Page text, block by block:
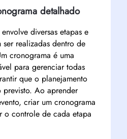
detalhado
diversas etapas e
realizadas dentro de
cronograma é uma
para gerenciar todas
que o planejamento
Ao aprender
criar um cronograma
o controle de cada etapa